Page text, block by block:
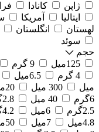
ژاپن
کانادا
ایتالیا
آمریکا
لهستان
انگلستان
سوئد
حجم
125میل
9 گرم
4 گرم
6.5میل
میل
300 میل 20میل
6گرم
40 میل 2.8گرم
2.5گرم
6میل 4.2گرم
4.8میل
7میل 50میل